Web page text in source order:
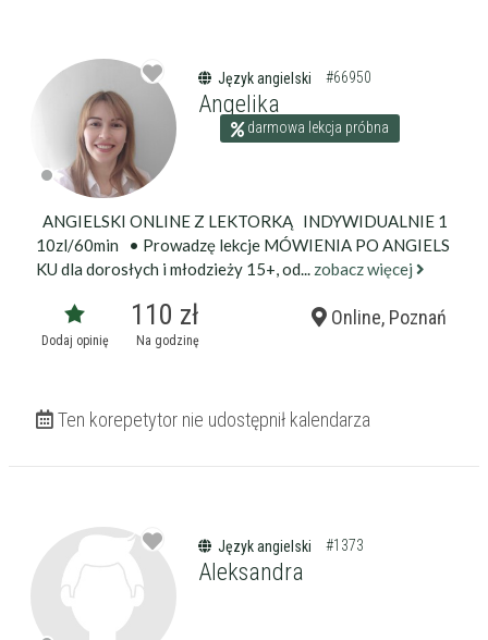
Język angielski #66950
Angelika
darmowa lekcja próbna
ANGIELSKI ONLINE Z LEKTORKĄ INDYWIDUALNIE 1
10zl/60min • Prowadzę lekcje MÓWIENIA PO ANGIELS
KU dla dorosłych i młodzieży 15+, od... zobacz więcej
Dodaj opinię
110 zł
Na godzinę
Online, Poznań
Ten korepetytor nie udostępnił kalendarza
Język angielski #1373
Aleksandra